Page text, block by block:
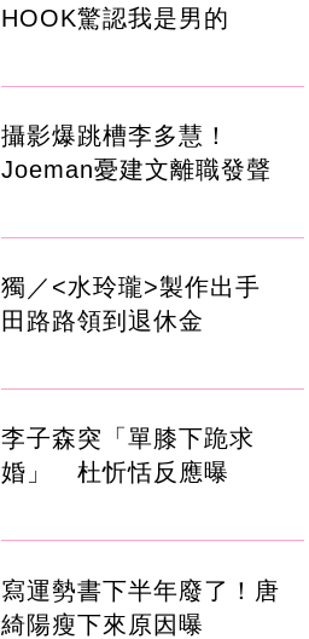
HOOK驚認我是男的
攝影爆跳槽李多慧！
Joeman憂建文離職發聲
獨／<水玲瓏>製作出手
田路路領到退休金
李子森突「單膝下跪求
婚」 杜忻恬反應曝
寫運勢書下半年廢了！唐
綺陽瘦下來原因曝